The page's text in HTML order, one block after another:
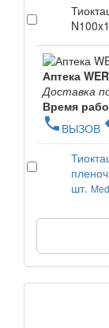
N100x1
Аптека
Доставка
Время
phone ВЫЗОВ
шт.